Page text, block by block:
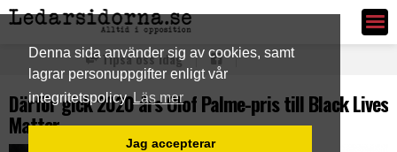
Denna sida använder sig av cookies, samt
lagrar personuppgifter enligt vår
integritetspolicyLäs mer
Jag accepterar
Ledarsidorna.se
Tipsa oss idag
Därför gick 2020 års Olof Palme-pris till Black Lives
Matter